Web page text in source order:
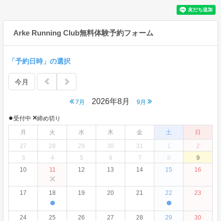
Arke Running Club無料体験予約フォーム
「予約日時」の選択
今月
7月 2026年8月 9月
●受付中 ×締め切り
月
火 水 木 金 土
日
27
28 29 30 31 1
2
3
4 5 6 7 8
9
10
11
×
12 13 14 15 16
17 18
●
19 20 21 22
●
23
24 25 26 27 28 29 30